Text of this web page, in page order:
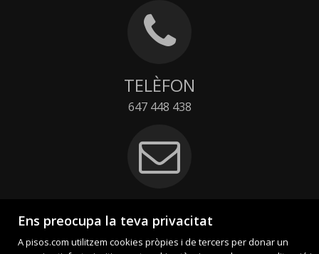
Ens preocupa la teva privacitat
A pisos.com utilitzem cookies pròpies i de tercers per donar un
TELÈFON
647 448 438
ADREÇA ELECTRÒNICA
info@tenscasaolot.com
Contacte